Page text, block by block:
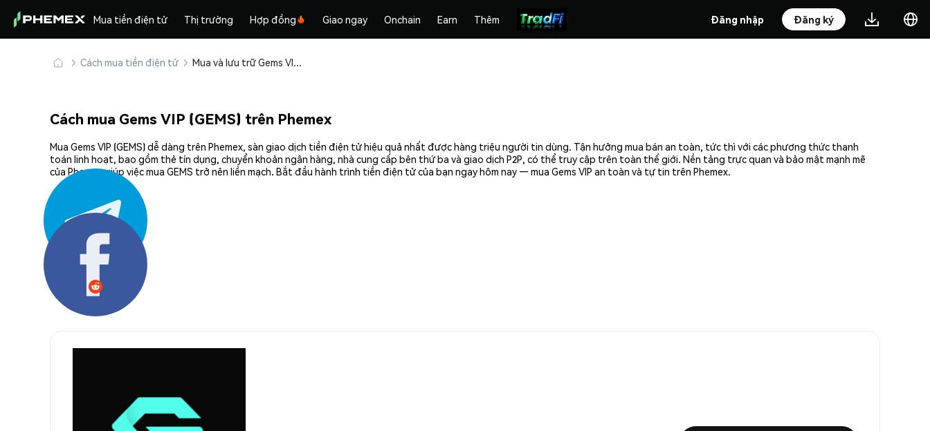
Mua tiền điện tử Thị trường Hợp đồng Giao ngay Onchain Earn Thêm Đăng nhập Đăng ký
Cách mua tiền điện tử Mua và lưu trữ Gems VIP (GEMS) an toàn
Cách mua Gems VIP (GEMS) trên Phemex
Mua Gems VIP (GEMS) dễ dàng trên Phemex, sàn giao dịch tiền điện tử hiệu quả nhất được hàng triệu người tin dùng. Tận hưởng mua bán an toàn, tức thì với các phương thức thanh
toán linh hoạt, bao gồm thẻ tín dụng, chuyển khoản ngân hàng, nhà cung cấp bên thứ ba và giao dịch P2P, có thể truy cập trên toàn thế giới. Nền tảng trực quan và bảo mật mạnh mẽ
của Phemex giúp việc mua GEMS trở nên liền mạch. Bắt đầu hành trình tiền điện tử của bạn ngay hôm nay — mua Gems VIP an toàn và tự tin trên Phemex.
Chia sẻ: